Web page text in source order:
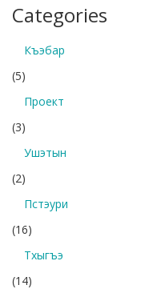
Categories
Къэбар
(5)
Проект
(3)
Ушэтын
(2)
Пстэури
(16)
Тхыгъэ
(14)